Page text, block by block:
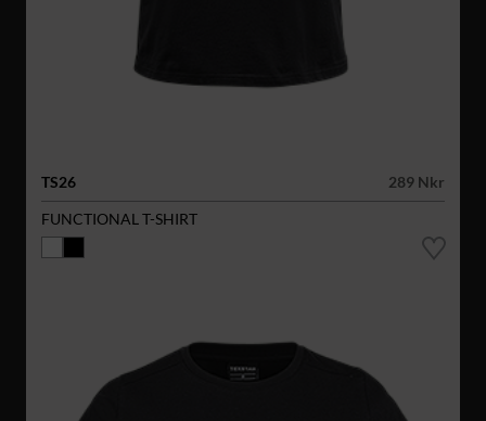
TS26
289 Nkr
FUNCTIONAL T-SHIRT